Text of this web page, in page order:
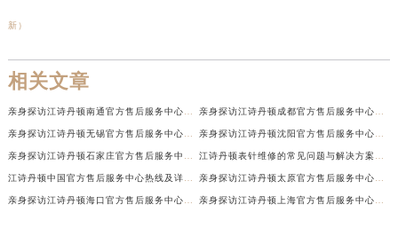
新）
相关文章